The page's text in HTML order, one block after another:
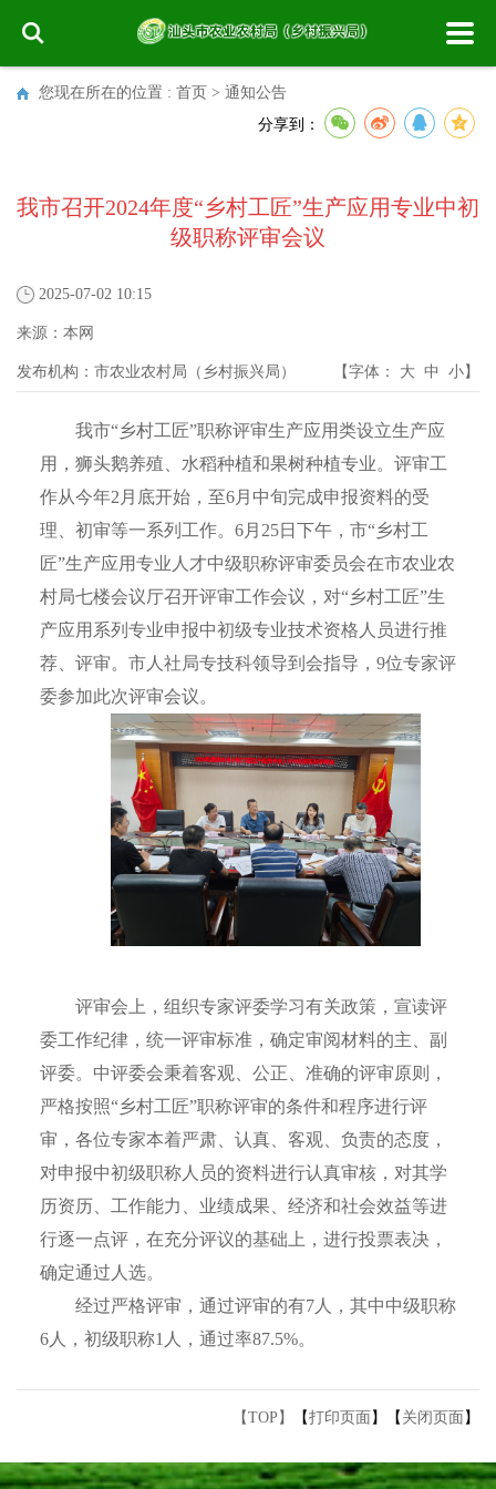
您现在所在的位置 : 首页 > 通知公告
分享到：
我市召开2024年度“乡村工匠”生产应用专业中初
级职称评审会议
2025-07-02 10:15
来源： 本网
发布机构： 市农业农村局（乡村振兴局） 【字体： 大 中 小】
我市“乡村工匠”职称评审生产应用类设立生产应
用，狮头鹅养殖、水稻种植和果树种植专业。评审工
作从今年2月底开始，至6月中旬完成申报资料的受
理、初审等一系列工作。6月25日下午，市“乡村工
匠”生产应用专业人才中级职称评审委员会在市农业农
村局七楼会议厅召开评审工作会议，对“乡村工匠”生
产应用系列专业申报中初级专业技术资格人员进行推
荐、评审。市人社局专技科领导到会指导，9位专家评
委参加此次评审会议。
评审会上，组织专家评委学习有关政策，宣读评
委工作纪律，统一评审标准，确定审阅材料的主、副
评委。中评委会秉着客观、公正、准确的评审原则，
严格按照“乡村工匠”职称评审的条件和程序进行评
审，各位专家本着严肃、认真、客观、负责的态度，
对申报中初级职称人员的资料进行认真审核，对其学
历资历、工作能力、业绩成果、经济和社会效益等进
行逐一点评，在充分评议的基础上，进行投票表决，
确定通过人选。
经过严格评审，通过评审的有7人，其中中级职称
6人，初级职称1人，通过率87.5%。
【TOP】 【打印页面 】【 关闭页面 】